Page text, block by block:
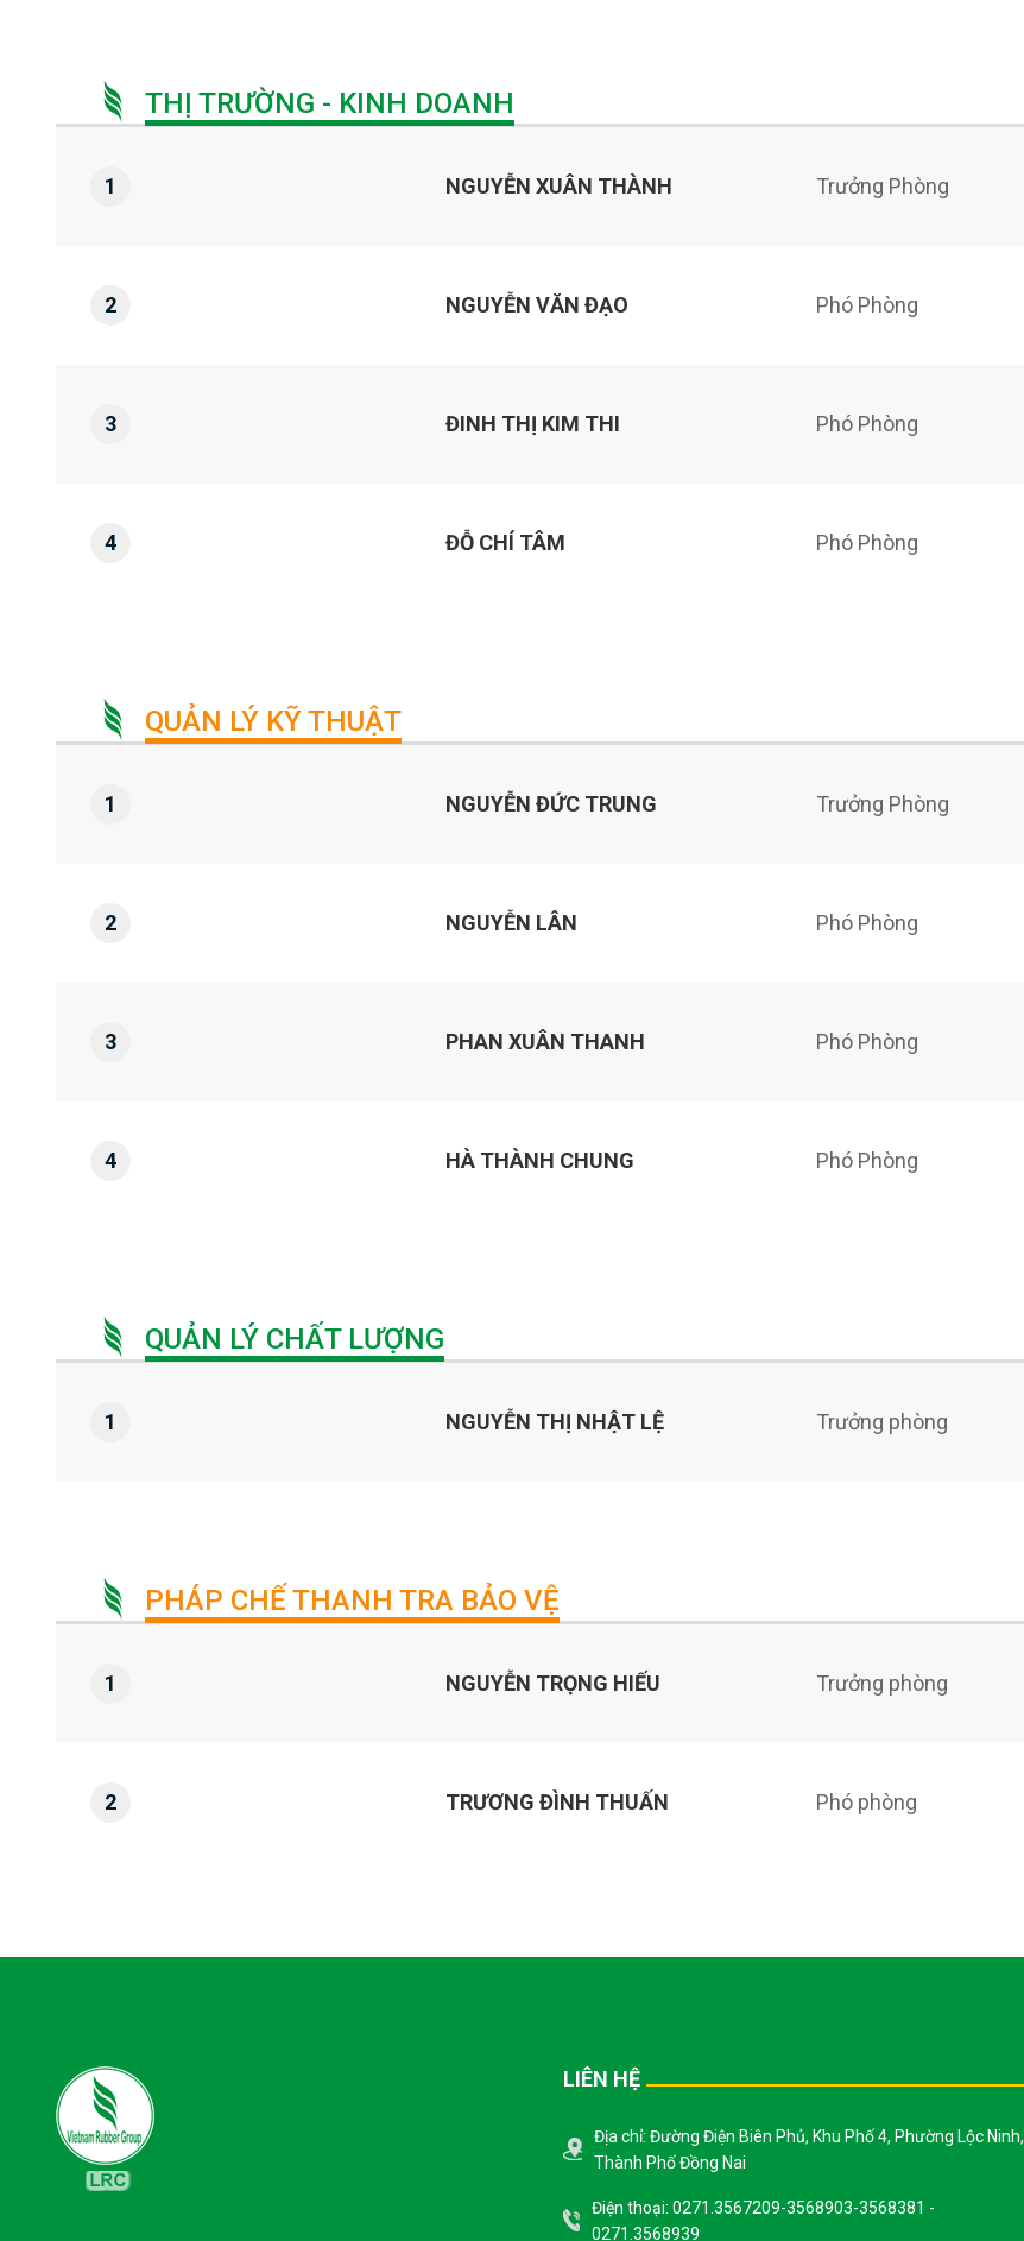
THỊ TRƯỜNG - KINH DOANH
1 NGUYỄN XUÂN THÀNH Trưởng Phòng
2 NGUYỄN VĂN ĐẠO Phó Phòng
3 ĐINH THỊ KIM THI Phó Phòng
4 ĐỖ CHÍ TÂM Phó Phòng
QUẢN LÝ KỸ THUẬT
1 NGUYỄN ĐỨC TRUNG Trưởng Phòng
2 NGUYỄN LÂN Phó Phòng
3 PHAN XUÂN THANH Phó Phòng
4 HÀ THÀNH CHUNG Phó Phòng
QUẢN LÝ CHẤT LƯỢNG
1 NGUYỄN THỊ NHẬT LỆ Trưởng phòng
PHÁP CHẾ THANH TRA BẢO VỆ
1 NGUYỄN TRỌNG HIẾU Trưởng phòng
2 TRƯƠNG ĐÌNH THUẤN Phó phòng
LIÊN HỆ
Địa chỉ: Đường Điện Biên Phủ, Khu Phố 4, Phường Lộc Ninh,
Thành Phố Đồng Nai
Điện thoại: 0271.3567209-3568903-3568381 -
0271.3568939